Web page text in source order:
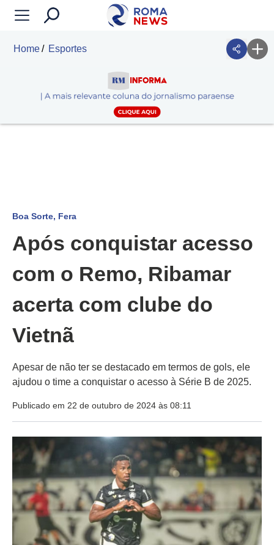
Home Esportes
Boa Sorte, Fera
Após conquistar acesso
com o Remo, Ribamar
acerta com clube do
Vietnã
Apesar de não ter se destacado em termos de gols, ele
ajudou o time a conquistar o acesso à Série B de 2025.
Publicado em 22 de outubro de 2024 às 08:11